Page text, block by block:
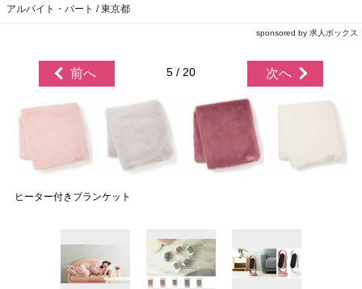
アルバイト・パート / 東京都
sponsored by 求人ボックス
前へ 5 / 20 次へ
ヒーター付きブランケット